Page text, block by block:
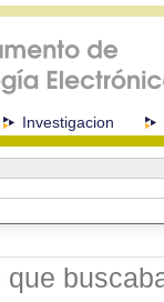
Investigacion
que